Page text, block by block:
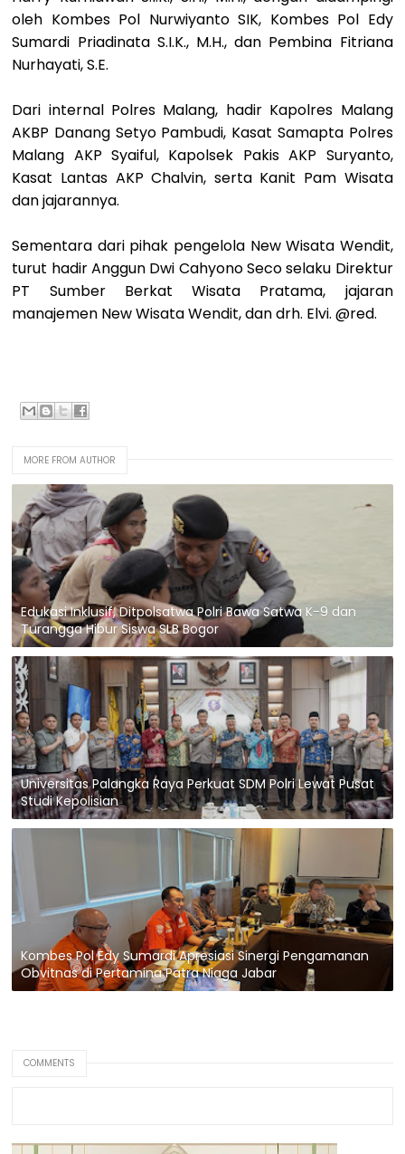
oleh Kombes Pol Nurwiyanto SIK, Kombes Pol Edy
Sumardi Priadinata S.I.K., M.H., dan Pembina Fitriana
Nurhayati, S.E.
Dari internal Polres Malang, hadir Kapolres Malang
AKBP Danang Setyo Pambudi, Kasat Samapta Polres
Malang AKP Syaiful, Kapolsek Pakis AKP Suryanto,
Kasat Lantas AKP Chalvin, serta Kanit Pam Wisata
dan jajarannya.
Sementara dari pihak pengelola New Wisata Wendit,
turut hadir Anggun Dwi Cahyono Seco selaku Direktur
PT Sumber Berkat Wisata Pratama, jajaran
manajemen New Wisata Wendit, dan drh. Elvi. @red.
MORE FROM AUTHOR
Edukasi Inklusif, Ditpolsatwa Polri Bawa Satwa K-9 dan
Turangga Hibur Siswa SLB Bogor
Universitas Palangka Raya Perkuat SDM Polri Lewat Pusat
Studi Kepolisian
Kombes Pol Edy Sumardi Apresiasi Sinergi Pengamanan
Obvitnas di Pertamina Patra Niaga Jabar
COMMENTS